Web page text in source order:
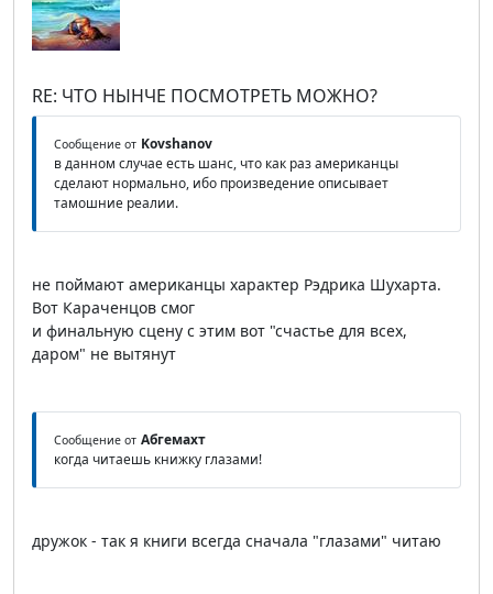
RE: ЧТО НЫНЧЕ ПОСМОТРЕТЬ МОЖНО?
Сообщение от Kovshanov
в данном случае есть шанс, что как раз американцы
сделают нормально, ибо произведение описывает
тамошние реалии.
не поймают американцы характер Рэдрика Шухарта.
Вот Караченцов смог
и финальную сцену с этим вот "счастье для всех,
даром" не вытянут
Сообщение от Абгемахт
когда читаешь книжку глазами!
дружок - так я книги всегда сначала "глазами" читаю